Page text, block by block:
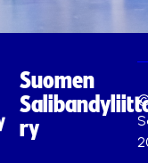
Suomen
ry